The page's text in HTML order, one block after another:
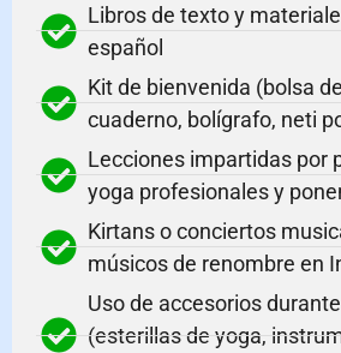
Libros de texto y
español
Kit de bienvenida (bolsa
cuaderno, bolígrafo, neti
Lecciones impartidas por
yoga profesionales y
Kirtans o conciertos
músicos de renombre en
Uso de accesorios
(esterillas de yoga,